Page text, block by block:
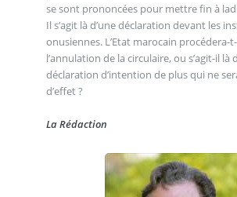
se sont prononcées pour mettre fin à
Il s’agit là d’une déclaration devant les
onusiennes. L’Etat marocain procédera-
l’annulation de la circulaire, ou s’agit-il là
déclaration d’intention de plus qui ne
d’effet ?
La Rédaction